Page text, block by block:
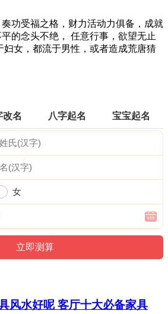
受福之格，财力活动力俱备，成就
的念头不绝， 任意行事，欲望无止
妇女，都流于男性，或者造成荒唐猜
改名 八字起名 宝宝起名
女
风水好呢 客厅十大必备家具